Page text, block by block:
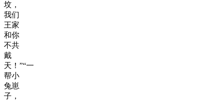
坟，
我们
王家
和你
不共
戴
天！”“一
帮小
兔崽
子，